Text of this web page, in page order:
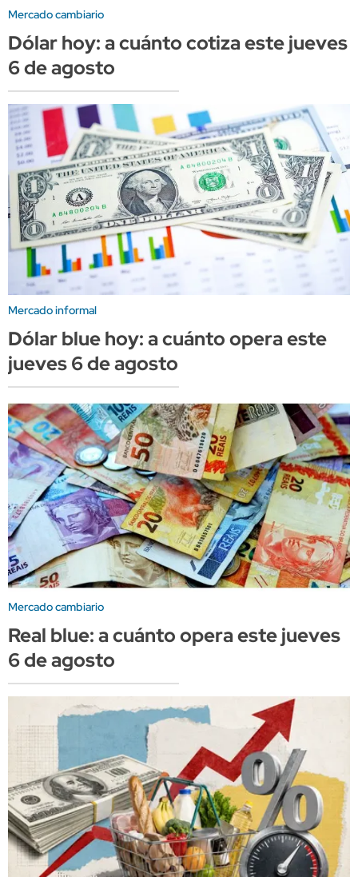
Mercado cambiario
Dólar hoy: a cuánto cotiza este jueves
6 de agosto
Mercado informal
Dólar blue hoy: a cuánto opera este
jueves 6 de agosto
Mercado cambiario
Real blue: a cuánto opera este jueves
6 de agosto